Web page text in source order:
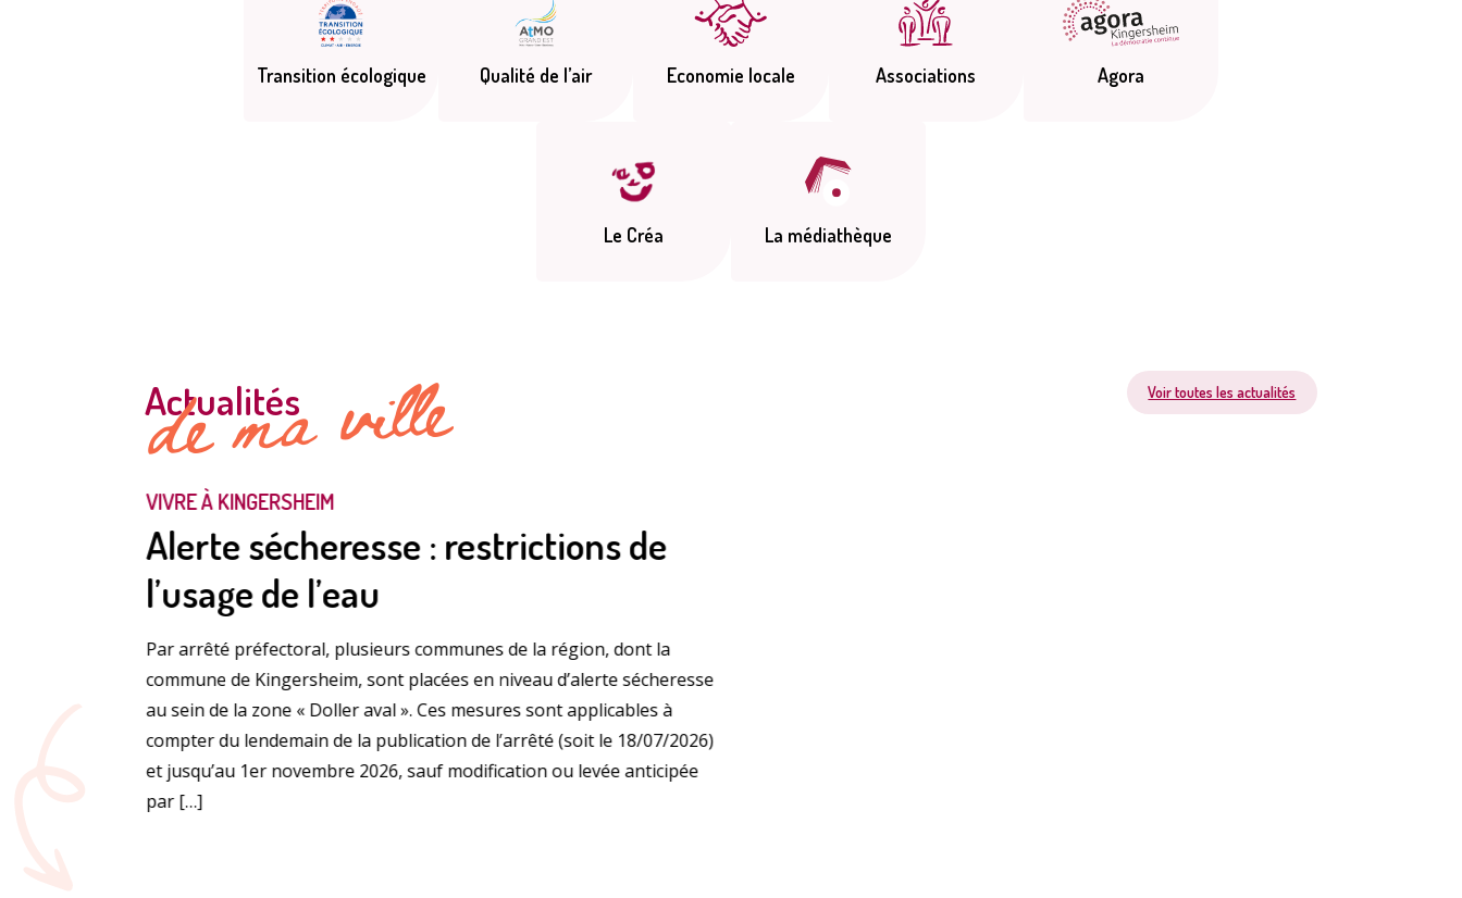
Transition écologique Qualité de l’air Economie locale Associations Agora
Le Créa La médiathèque
Actualités
de ma ville Voir toutes les actualités
VIVRE À KINGERSHEIM
Alerte sécheresse : restrictions de
l’usage de l’eau
Par arrêté préfectoral, plusieurs communes de la région, dont la
commune de Kingersheim, sont placées en niveau d’alerte sécheresse
au sein de la zone « Doller aval ». Ces mesures sont applicables à
compter du lendemain de la publication de l’arrêté (soit le 18/07/2026)
et jusqu’au 1er novembre 2026, sauf modification ou levée anticipée
par […]